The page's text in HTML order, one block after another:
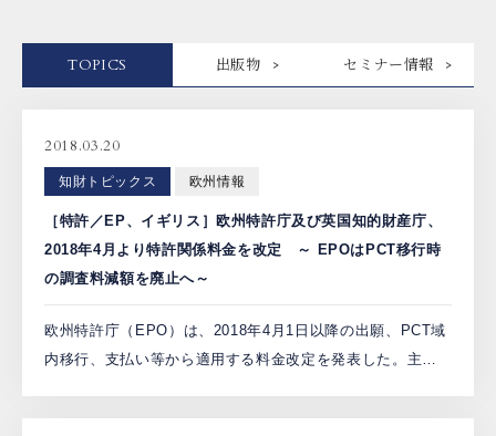
SHIP（米国直接出願）
PCTnavi
Blog
創英設樂法律事務所
TOPICS 出版物 セミナー情報
2018.03.20
知財トピックス 欧州情報
［特許／EP、イギリス］欧州特許庁及び英国知的財産庁、
2018年4月より特許関係料金を改定 ～ EPOはPCT移行時
の調査料減額を廃止へ～
欧州特許庁（EPO）は、2018年4月1日以降の出願、PCT域
内移行、支払い等から適用する料金改定を発表した。主な